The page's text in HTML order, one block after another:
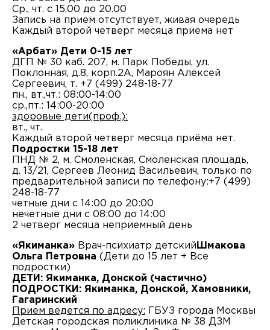
Ср., чт. с 15.00 до 20.00
Запись на прием отсутствует, живая очередь
Каждый второй четверг месяца приема нет
«Арбат» Дети 0-15 лет
ДГП № 30 каб. 207, м. Парк Победы, ул.
Поклонная, д.8, корп.2А, Мароян Алексей
Сергеевич, т. +7 (499) 248-18-77
пн., вт.,чт.: 08:00-14:00
ср.,пт.: 14:00-20:00
здоровые дети(проф.):
вт., чт.
Каждый второй четверг месяца приёма нет.
Подростки 15-18 лет
ПНД № 2, м. Смоленская, Смоленская площадь,
д. 13/21, Сергеев Леонид Васильевич, только по
предварительной записи по телефону:+7 (499)
248-18-77
четные дни с 14:00 до 20:00
нечетные дни с 08:00 до 14:00
2 четверг месяца неприемный день
«Якиманка» Врач-психиатр детский Шмакова
Ольга Петровна (Дети до 15 лет + Все
подростки)
ДЕТИ: Якиманка, Донской (частично)
ПОДРОСТКИ: Якиманка, Донской, Хамовники,
Гагаринский
Прием ведется по адресу: ГБУЗ города Москвы
Детская городская поликлиника № 38 ДЗМ